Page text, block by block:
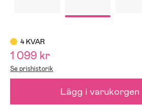
4 KVAR
1 099 kr
Se prishistorik
Lägg i varukorgen